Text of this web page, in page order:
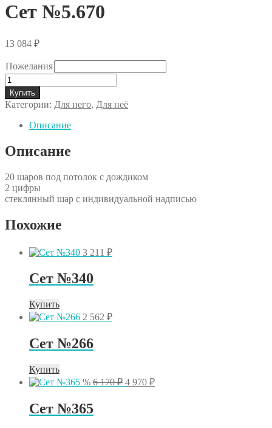
Сет №5.670
13 084 ₽
Пожелания
Количество
товара
Сет
№5.670
Купить
Категории: Для него, Для неё
Описание
Описание
20 шаров под потолок с дождиком
2 цифры
стеклянный шар с индивидуальной надписью
Похожие
3 211 ₽
Сет №340
Купить
2 562 ₽
Сет №266
Купить
% 6 170₽ Первоначальная
4 970 ₽Текущая
Сет №365